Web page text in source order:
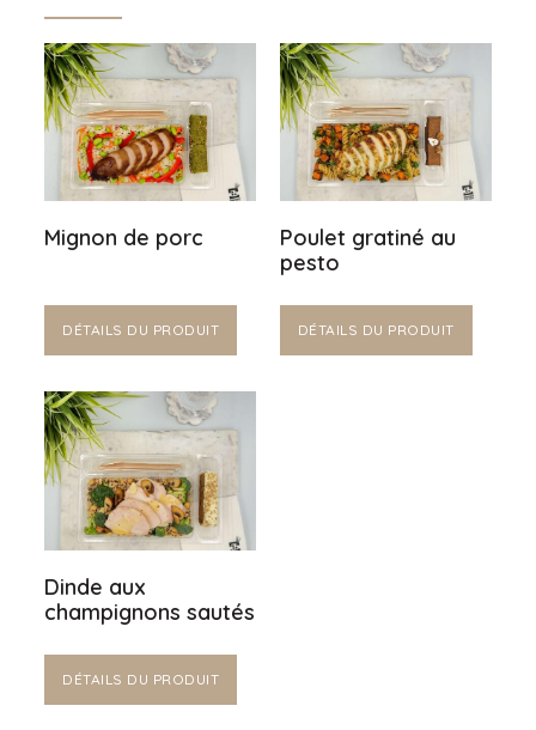
Mignon de porc
DÉTAILS DU PRODUIT
Poulet gratiné au
pesto
DÉTAILS DU PRODUIT
Dinde aux
champignons sautés
DÉTAILS DU PRODUIT